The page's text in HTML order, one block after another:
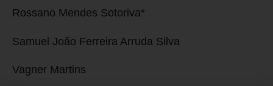
Rossano Mendes Sotoriva*
Samuel João Ferreira Arruda Silva
Vagner Martins